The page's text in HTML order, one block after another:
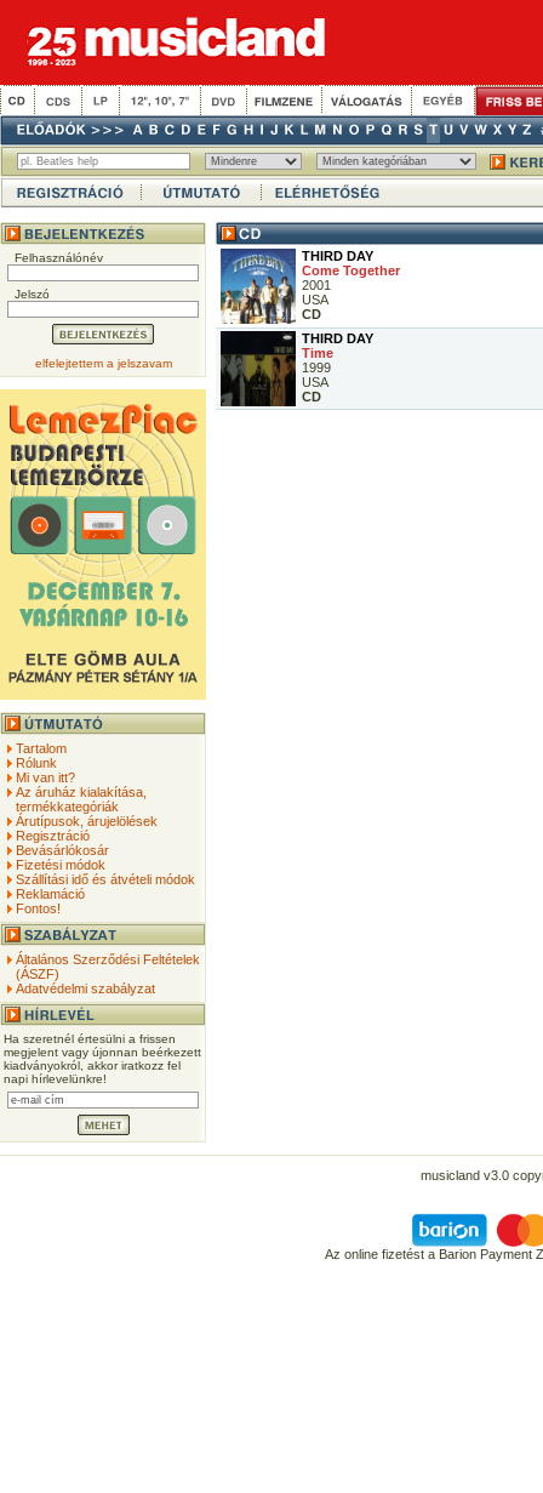
Felhasználónév
Jelszó
elfelejtettem a jelszavam
Tartalom
Rólunk
Mi van itt?
Az áruház kialakítása,
termékkategóriák
Árutípusok, árujelölések
Regisztráció
Bevásárlókosár
Fizetési módok
Szállítási idő és átvételi módok
Reklamáció
Fontos!
Általános Szerződési Feltételek
(ÁSZF)
Adatvédelmi szabályzat
Ha szeretnél értesülni a frissen
megjelent vagy újonnan beérkezett
kiadványokról, akkor iratkozz fel
napi hírlevelünkre!
THIRD DAY
Come Together
2001
USA
CD
THIRD DAY
Time
1999
USA
CD
musicland v3.0
Az online fizetést a Barion Payment